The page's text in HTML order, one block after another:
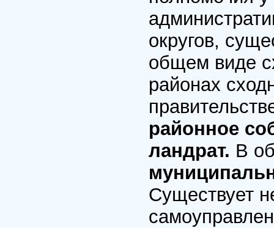
округов,
общем виде
районах
районное
ландрат. В
Существует